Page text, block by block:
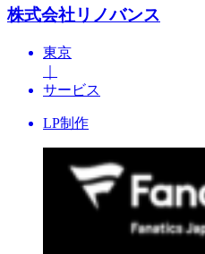
株式会社リノバンス
東京
サービス
LP制作